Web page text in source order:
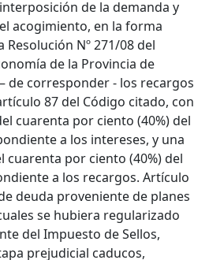
de la demanda y
acogimiento, en la forma
Resolución Nº 271/08 del
de la Provincia de
de corresponder - los recargos
87 del Código citado, con
cuarenta por ciento (40%) del
a los intereses, y una
cuarenta por ciento (40%) del
a los recargos. Artículo
deuda proveniente de planes
se hubiera regularizado
del Impuesto de Sellos,
prejudicial caducos,